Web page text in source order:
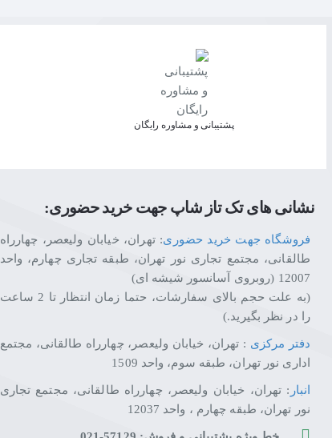
پشتیبانی و مشاوره رایگان
نشانی های تک تاز شاپ جهت خرید حضوری:
فروشگاه جهت خرید حضوری: تهران، خیابان ولیعصر، چهارراه
طالقانی، مجتمع تجاری نور تهران، طبقه تجاری چهارم، واحد
12007 (روبروی آسانسور شیشه ای)
(به علت حجم بالای سفارشات، حتما زمان انتظار تا 2 ساعت
را در نظر بگیرید.)
دفتر مرکزی : تهران، خیابان ولیعصر، چهارراه طالقانی، مجتمع
اداری نور تهران، طبقه سوم، واحد 1509
انبار : تهران، خیابان ولیعصر، چهارراه طالقانی، مجتمع تجاری
نور تهران، طبقه چهارم ، واحد 12037